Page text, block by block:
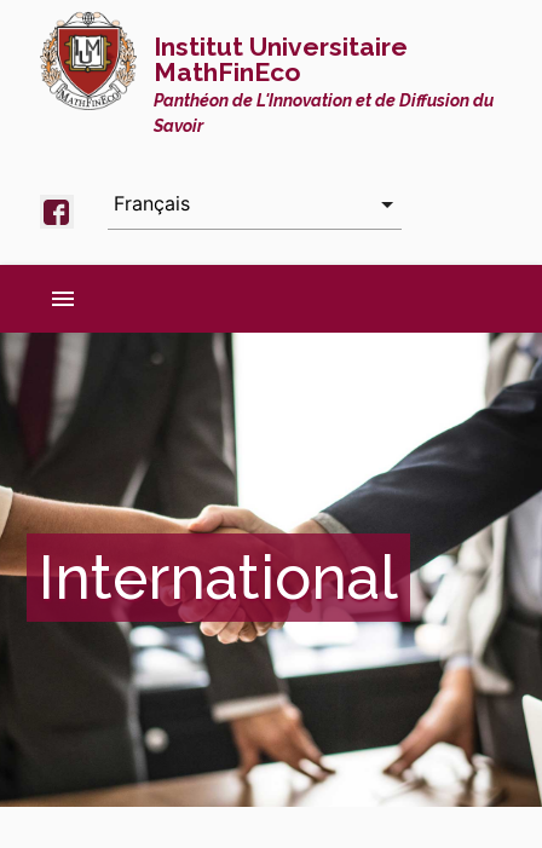
Institut Universitaire
MathFinEco
Panthéon de L'Innovation et de Diffusion du
Savoir
menu
International